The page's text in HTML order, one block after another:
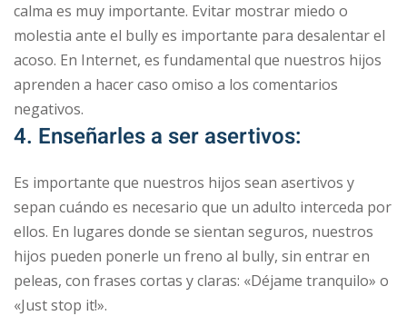
calma es muy importante. Evitar mostrar miedo o
molestia ante el bully es importante para desalentar el
acoso. En Internet, es fundamental que nuestros hijos
aprenden a hacer caso omiso a los comentarios
negativos.
4. Enseñarles a ser asertivos:
Es importante que nuestros hijos sean asertivos y
sepan cuándo es necesario que un adulto interceda por
ellos. En lugares donde se sientan seguros, nuestros
hijos pueden ponerle un freno al bully, sin entrar en
peleas, con frases cortas y claras: «Déjame tranquilo» o
«Just stop it!».